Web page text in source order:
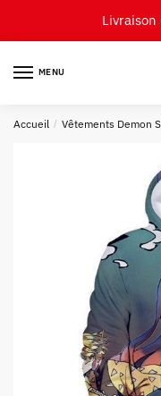
Livraison
MENU
Accueil / Vêtements Demon